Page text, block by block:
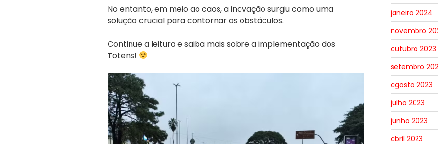
No entanto, em meio ao caos, a inovação surgiu como uma
solução crucial para contornar os obstáculos.
Continue a leitura e saiba mais sobre a implementação dos
Totens!
janeiro 2024
novembro
outubro 2023
setembro
agosto 2023
julho 2023
junho 2023
abril 2023